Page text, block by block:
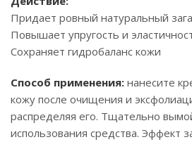
Придает ровный натуральный
Повышает упругость и
Сохраняет гидробаланс кожи
Способ применения: нанесите
кожу после очищения и
распределяя его. Тщательно
использования средства. Эффект